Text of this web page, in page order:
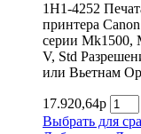
1Н1-4252
принтера
серии Mk1500,
V, Std
или Вьетнам
17.920,64р
Выбрать для